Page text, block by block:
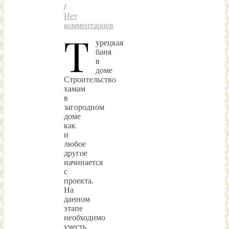
/
Нет
комментариев
Т
урецкая
баня
в
доме
Строительство
хамам
в
загородном
доме
как
и
любое
другое
начинается
с
проекта.
На
данном
этапе
необходимо
учесть